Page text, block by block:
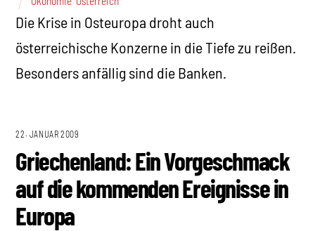
Die Krise in Osteuropa droht auch
österreichische Konzerne in die Tiefe zu reißen.
Besonders anfällig sind die Banken.
22. JANUAR 2009
Griechenland: Ein Vorgeschmack
auf die kommenden Ereignisse in
Europa